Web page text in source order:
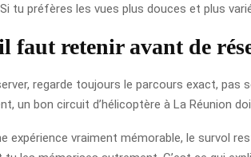
Si tu préfères les vues plus douces et plus
faut retenir avant de
regarde toujours le parcours exact, pas
un bon circuit d’hélicoptère à La Réunion
expérience vraiment mémorable, le survol